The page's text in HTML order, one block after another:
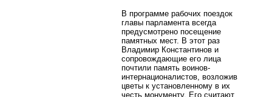
В программе рабочих поездок
главы парламента всегда
предусмотрено посещение
памятных мест. В этот раз
Владимир Константинов и
сопровождающие его лица
почтили память воинов-
интернационалистов, возложив
цветы к установленному в их
честь монументу. Его считают